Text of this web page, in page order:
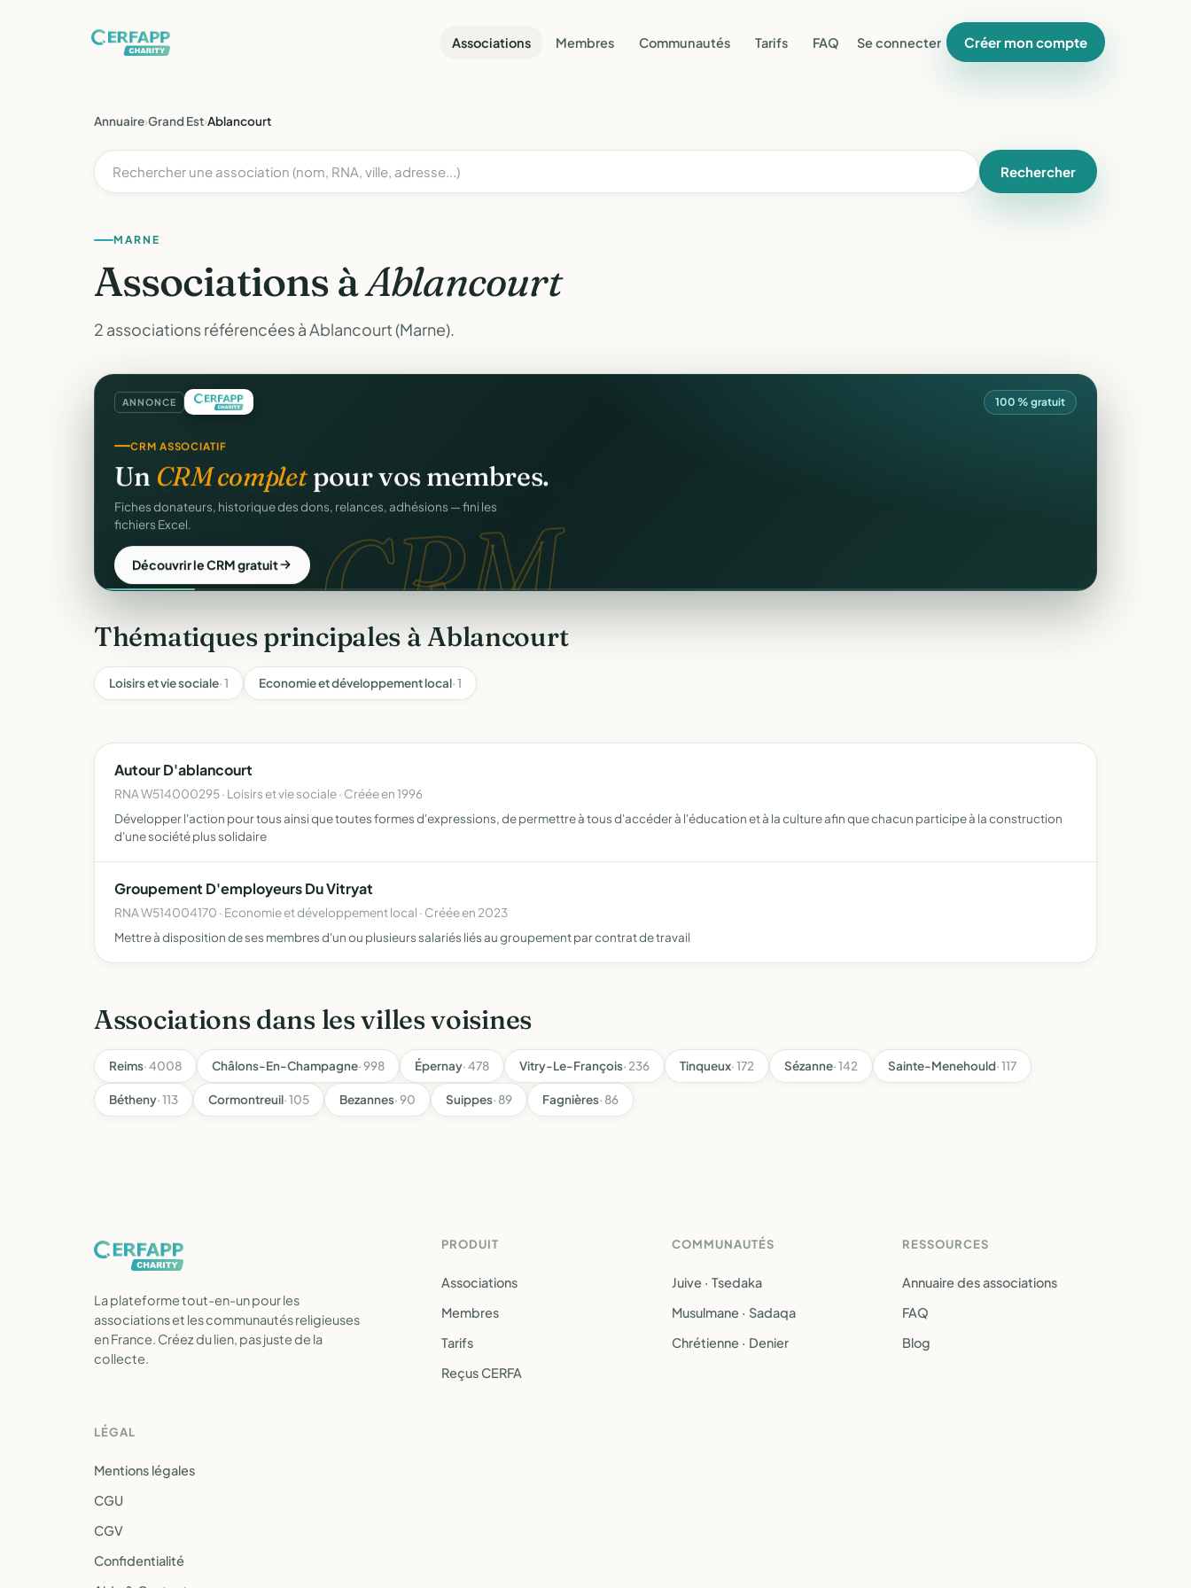
Associations Membres Communautés Tarifs FAQ Se connecter Créer mon compte
Annuaire›Grand Est›Ablancourt
Rechercher
MARNE
Associations àAblancourt
2 associations référencées à Ablancourt (Marne).
ANNONCE 100 % gratuit
CRM.
CRM ASSOCIATIF
Un CRM completpour vos membres.
Fiches donateurs, historique des dons, relances, adhésions — fini les
fichiers Excel.
Découvrir le CRM gratuit
Thématiques principales à Ablancourt
Loisirs et vie sociale· 1 Economie et développement local· 1
Autour D'ablancourt
RNA W514000295 · Loisirs et vie sociale · Créée en 1996
Développer l'action pour tous ainsi que toutes formes d'expressions, de permettre à tous d'accéder à l'éducation et à la culture afin que chacun participe à la construction
d'une société plus solidaire
Groupement D'employeurs Du Vitryat
RNA W514004170 · Economie et développement local · Créée en 2023
Mettre à disposition de ses membres d'un ou plusieurs salariés liés au groupement par contrat de travail
Associations dans les villes voisines
Reims· 4008 Châlons-En-Champagne· 998 Épernay· 478 Vitry-Le-François· 236 Tinqueux· 172 Sézanne· 142 Sainte-Menehould· 117
Bétheny· 113 Cormontreuil· 105 Bezannes· 90 Suippes· 89 Fagnières· 86
La plateforme tout-en-un pour les
associations et les communautés religieuses
en France. Créez du lien, pas juste de la
collecte.
PRODUIT
Associations
Membres
Tarifs
Reçus CERFA
COMMUNAUTÉS
Juive · Tsedaka
Musulmane · Sadaqa
Chrétienne · Denier
RESSOURCES
Annuaire des associations
FAQ
Blog
LÉGAL
Mentions légales
CGU
CGV
Confidentialité